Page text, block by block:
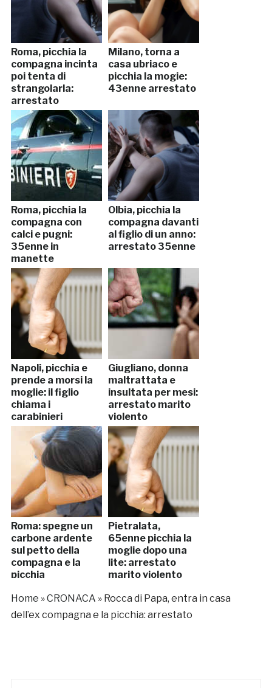
Roma, picchia la
compagna incinta
poi tenta di
strangolarla:
arrestato
Milano, torna a
casa ubriaco e
picchia la mogie:
43enne arrestato
Roma, picchia la
compagna con
calci e pugni:
35enne in
manette
Olbia, picchia la
compagna davanti
al figlio di un anno:
arrestato 35enne
Napoli, picchia e
prende a morsi la
moglie: il figlio
chiama i
carabinieri
Giugliano, donna
maltrattata e
insultata per mesi:
arrestato marito
violento
Roma: spegne un
carbone ardente
sul petto della
compagna e la
picchia
Pietralata,
65enne picchia la
moglie dopo una
lite: arrestato
marito violento
Home »CRONACA » Rocca di Papa, entra in casa
dell’ex compagna e la picchia: arrestato